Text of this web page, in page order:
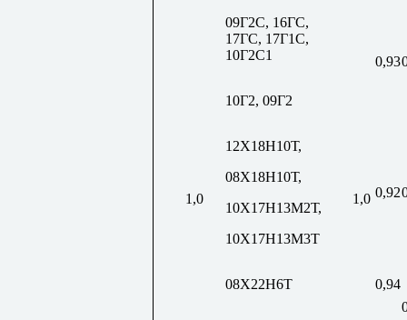
1,0 1,0
09Г2С, 16ГС,
17ГС, 17Г1С,
10Г2С1
0,93
10Г2, 09Г2
12Х18Н10Т,
08Х18Н10Т,
10Х17Н13М2Т,
10Х17Н13М3Т
0,92
08Х22Н6Т
0,94